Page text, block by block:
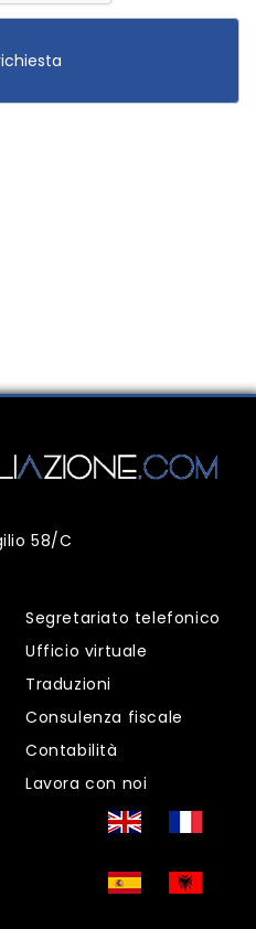
58/C
Segretariato telefonico
Ufficio virtuale
Traduzioni
Consulenza fiscale
Contabilità
Lavora con noi